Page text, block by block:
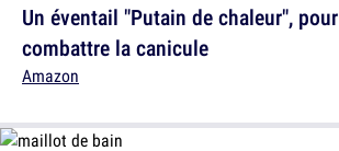
Un éventail "Putain de chaleur", pour
combattre la canicule
Amazon